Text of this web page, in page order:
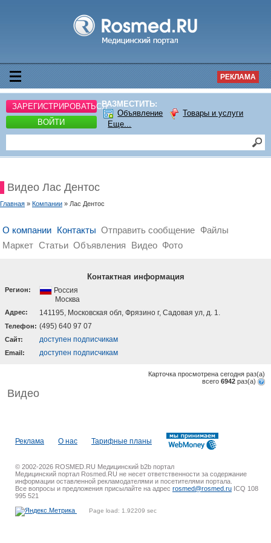
РЕКЛАМА
ЗАРЕГИСТРИРОВАТЬСЯ
ВОЙТИ
РАЗМЕСТИТЬ:
Объявление
Товары и услуги
Еще...
Видео Лас Дентос
Главная » Компании » Лас Дентос
О компании Контакты Отправить сообщение Файлы
Маркет Статьи Объявления Видео Фото
Контактная информация
Регион:
Россия
Москва
Адрес: 141195, Московская обл, Фрязино г, Садовая ул, д. 1.
Телефон: (495) 640 97 07
Cайт: доступен подписчикам
Email: доступен подписчикам
Карточка просмотрена сегодня раз(a)
всего 6942 раз(a)
Видео
Реклама О нас Тарифные планы
© 2002-2026 ROSMED.RU Медицинский b2b портал
Медицинский портал Rosmed.RU не несет ответственности за содержание
информации оставленной рекламодателями и посетителями портала.
Все вопросы и предложения присылайте на адрес rosmed@rosmed.ru ICQ 108
995 521
Page load: 1.92209 sec